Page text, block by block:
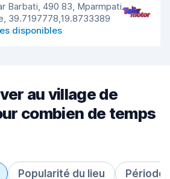
Barbati, 490 83, Mparmpati
39.7197778,19.8733389
disponibles
au village de
combien de temps
Popularité du lieu Période